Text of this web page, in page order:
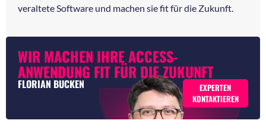
veraltete Software und machen sie fit für die Zukunft.
WIR MACHEN IHRE ACCESS-
ANWENDUNG FIT FÜR DIE ZUKUNFT
FLORIAN BUCKEN
EXPERTEN
KONTAKTIEREN